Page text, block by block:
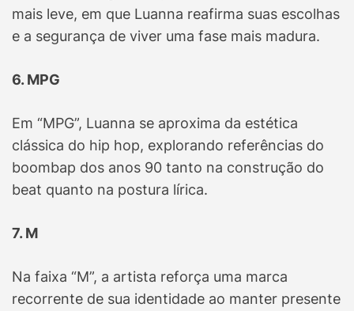
mais leve, em que Luanna reafirma suas escolhas
e a segurança de viver uma fase mais madura.
6. MPG
Em “MPG”, Luanna se aproxima da estética
clássica do hip hop, explorando referências do
boombap dos anos 90 tanto na construção do
beat quanto na postura lírica.
7. M
Na faixa “M”, a artista reforça uma marca
recorrente de sua identidade ao manter presente